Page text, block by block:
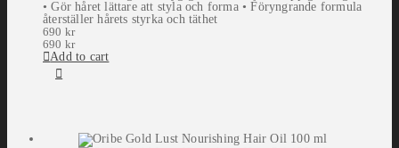
• Gör håret lättare att styla och forma • Föryngrande formula
återställer hårets styrka och täthet
690 kr
690 kr
Add to cart